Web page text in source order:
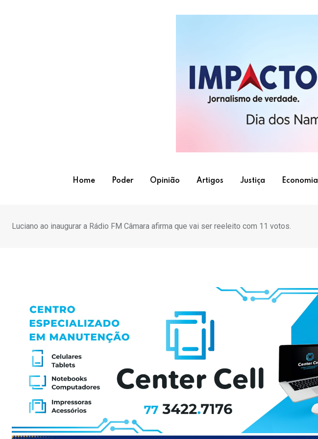
Home Poder Opinião Artigos Justiça Economia
Luciano ao inaugurar a Rádio FM Câmara afirma que vai ser reeleito com 11 votos.